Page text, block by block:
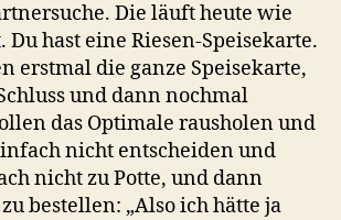
Die läuft heute wie
Du hast eine Riesen-Speisekarte.
erstmal die ganze Speisekarte,
und dann nochmal
das Optimale rausholen und
nicht entscheiden und
nicht zu Potte, und dann
bestellen: „Also ich hätte ja